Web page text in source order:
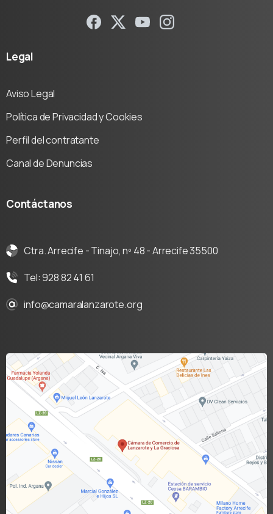
Legal
Aviso Legal
Política de Privacidad y Cookies
Perfil del contratante
Canal de Denuncias
Contáctanos
Ctra. Arrecife - Tinajo, nº 48 - Arrecife 35500
Tel: 928 82 41 61
info@camaralanzarote.org